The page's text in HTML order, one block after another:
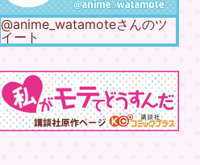
@anime_watamoteさんのツ
イート